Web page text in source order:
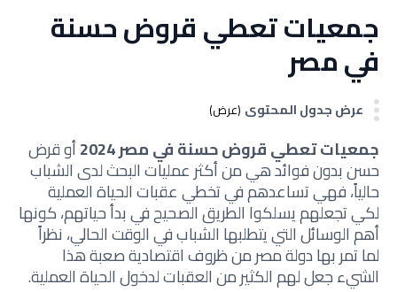
جمعيات تعطي قروض حسنة
في مصر
عرض جدول المحتوى (عرض)
جمعيات تعطي قروض حسنة في مصر 2024 أو قرض
حسن بدون فوائد هي من أكثر عمليات البحث لدى الشباب
حالياً، فهي تساعدهم في تخطي عقبات الحياة العملية
لكي تجعلهم يسلكوا الطريق الصحيح في بدأ حياتهم، كونها
أهم الوسائل التي يتطلبها الشباب في الوقت الحالي، نظراً
لما تمر بها دولة مصر من ظروف اقتصادية صعبة هذا
الشيء جعل لهم الكثير من العقبات لدخول الحياة العملية.